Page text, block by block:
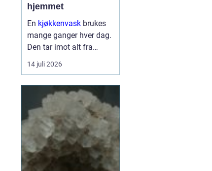
hjemmet
En kjøkkenvask brukes
mange ganger hver dag.
Den tar imot alt fra
tunge gryter til skarpe
kniver og varme
påvirker både hverdagen,
rengjøringen og uttrykket
på ...
14 juli 2026